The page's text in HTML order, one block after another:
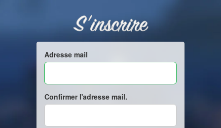
S'inscrire
Adresse mail
Confirmer l'adresse mail.